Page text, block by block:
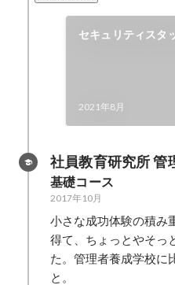
セキュリティスタ
2021年8月
社員教育研究所 管
基礎コース
2017年10月
小さな成功体験の積み
得て、ちょっとやそっ
た。管理者養成学校に
と。